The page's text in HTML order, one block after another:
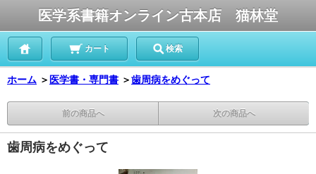
医学系書籍オンライン古本店 猫林堂
カート 検索
ホーム ＞ 医学書・専門書 ＞歯周病をめぐって
前の商品へ 次の商品へ
歯周病をめぐって